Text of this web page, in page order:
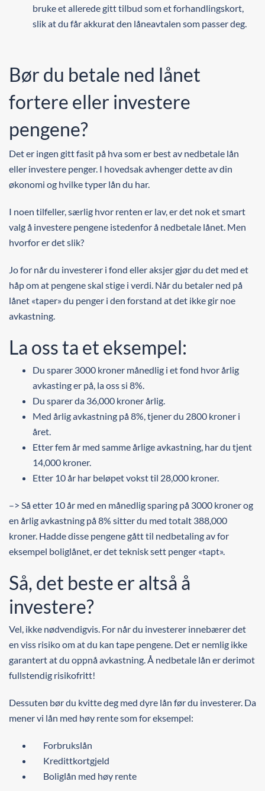
bruke et allerede gitt tilbud som et forhandlingskort,
slik at du får akkurat den låneavtalen som passer deg.
Bør du betale ned lånet
fortere eller investere
pengene?
Det er ingen gitt fasit på hva som er best av nedbetale lån
eller investere penger. I hovedsak avhenger dette av din
økonomi og hvilke typer lån du har.
I noen tilfeller, særlig hvor renten er lav, er det nok et smart
valg å investere pengene istedenfor å nedbetale lånet. Men
hvorfor er det slik?
Jo for når du investerer i fond eller aksjer gjør du det med et
håp om at pengene skal stige i verdi. Når du betaler ned på
lånet «taper» du penger i den forstand at det ikke gir noe
avkastning.
La oss ta et eksempel:
Du sparer 3000 kroner månedlig i et fond hvor årlig
avkasting er på, la oss si 8%.
Du sparer da 36,000 kroner årlig.
Med årlig avkastning på 8%, tjener du 2800 kroner i
året.
Etter fem år med samme årlige avkastning, har du tjent
14,000 kroner.
Etter 10 år har beløpet vokst til 28,000 kroner.
–> Så etter 10 år med en månedlig sparing på 3000 kroner og
en årlig avkastning på 8% sitter du med totalt 388,000
kroner. Hadde disse pengene gått til nedbetaling av for
eksempel boliglånet, er det teknisk sett penger «tapt».
Så, det beste er altså å
investere?
Vel, ikke nødvendigvis. For når du investerer innebærer det
en viss risiko om at du kan tape pengene. Det er nemlig ikke
garantert at du oppnå avkastning. Å nedbetale lån er derimot
fullstendig risikofritt!
Dessuten bør du kvitte deg med dyre lån før du investerer. Da
mener vi lån med høy rente som for eksempel:
Forbrukslån
Kredittkortgjeld
Boliglån med høy rente